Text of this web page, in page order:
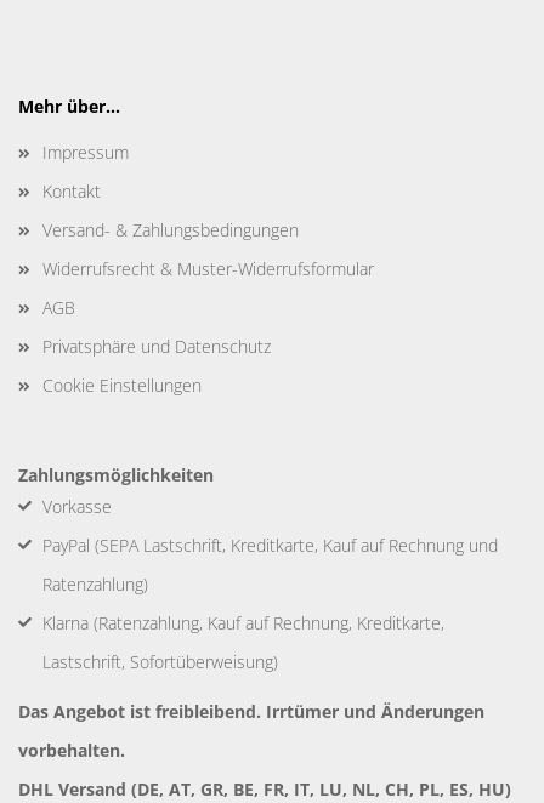
Mehr über...
Impressum
Kontakt
Versand- & Zahlungsbedingungen
Widerrufsrecht & Muster-Widerrufsformular
AGB
Privatsphäre und Datenschutz
Cookie Einstellungen
Zahlungsmöglichkeiten
Vorkasse
PayPal (SEPA Lastschrift, Kreditkarte, Kauf auf Rechnung und
Ratenzahlung)
Klarna (Ratenzahlung, Kauf auf Rechnung, Kreditkarte,
Lastschrift, Sofortüberweisung)
Das Angebot ist freibleibend. Irrtümer und Änderungen
vorbehalten.
DHL Versand (DE, AT, GR, BE, FR, IT, LU, NL, CH, PL, ES, HU)